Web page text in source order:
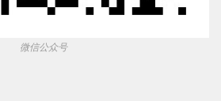
微信公众号